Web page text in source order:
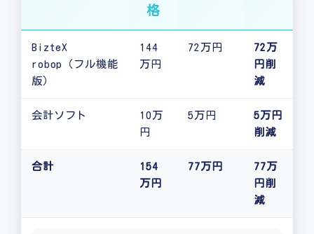
格
BizteX
robop（フル機能
版）
144
万円
72万円
72万
円削
減
会計ソフト
10万
円
5万円
5万円
削減
合計
154
万円
77万円
77万
円削
減